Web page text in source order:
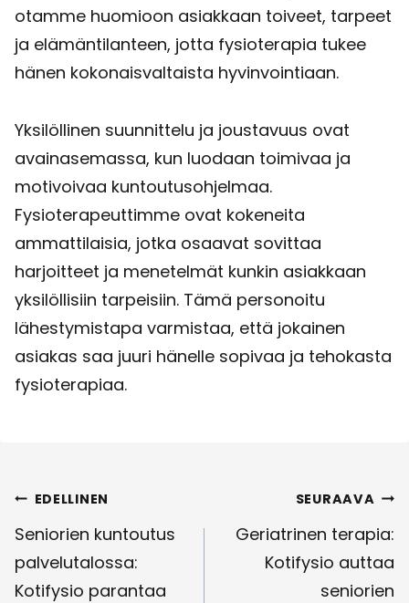
otamme huomioon asiakkaan toiveet, tarpeet
ja elämäntilanteen, jotta fysioterapia tukee
hänen kokonaisvaltaista hyvinvointiaan.
Yksilöllinen suunnittelu ja joustavuus ovat
avainasemassa, kun luodaan toimivaa ja
motivoivaa kuntoutusohjelmaa.
Fysioterapeuttimme ovat kokeneita
ammattilaisia, jotka osaavat sovittaa
harjoitteet ja menetelmät kunkin asiakkaan
yksilöllisiin tarpeisiin. Tämä personoitu
lähestymistapa varmistaa, että jokainen
asiakas saa juuri hänelle sopivaa ja tehokasta
fysioterapiaa.
Artikkelien
selaus
EDELLINEN
Seniorien kuntoutus
palvelutalossa:
Kotifysio parantaa
SEURAAVA
Geriatrinen terapia:
Kotifysio auttaa
seniorien